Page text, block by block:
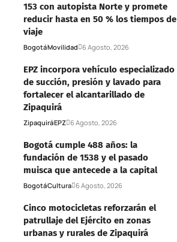
153 con autopista Norte y promete
reducir hasta en 50 % los tiempos de
viaje
BogotáMovilidad 6 Agosto, 2026
EPZ incorpora vehículo especializado
de succión, presión y lavado para
fortalecer el alcantarillado de
Zipaquirá
ZipaquiráEPZ 6 Agosto, 2026
Bogotá cumple 488 años: la
fundación de 1538 y el pasado
muisca que antecede a la capital
BogotáCultura 6 Agosto, 2026
Cinco motocicletas reforzarán el
patrullaje del Ejército en zonas
urbanas y rurales de Zipaquirá